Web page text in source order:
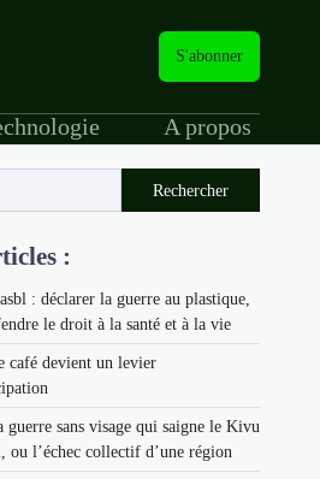
S'abonner
A propos
Rechercher
:
: déclarer la guerre au plastique,
le droit à la santé et à la vie
café devient un levier
guerre sans visage qui saigne le Kivu
ou l’échec collectif d’une région